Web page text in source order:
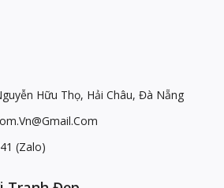
Hữu Thọ, Hải Châu, Đà Nẵng
(Zalo)